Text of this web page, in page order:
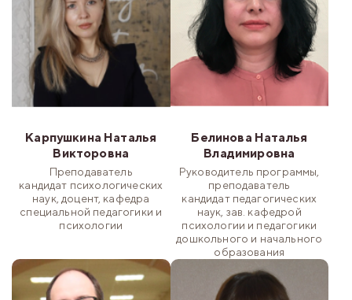
Карпушкина Наталья
Викторовна
Преподаватель
кандидат психологических
наук, доцент, кафедра
специальной педагогики и
психологии
Белинова Наталья
Владимировна
Руководитель программы,
преподаватель
кандидат педагогических
наук, зав. кафедрой
психологии и педагогики
дошкольного и начального
образования